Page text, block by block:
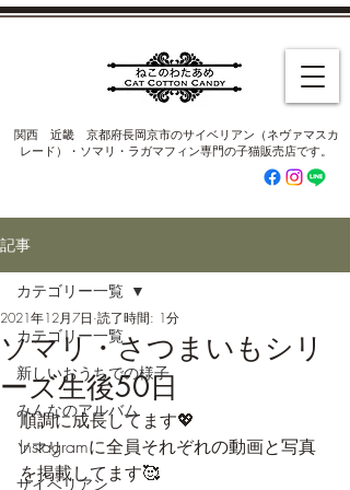
​関西 近畿 京都府長岡京市のサイベリアン（ネヴァマスカ
レード）・ソマリ・ラガマフィン専門の子猫販売店です。
記事
カテゴリー一覧
新しいおうちでの様子
みんなのアルバム
ソマリ
サイベリアン
カテゴリー一覧
ソマリ・さつまいもシリ
ーズ生後50日
2021年12月7日 読了時間: 1分
順調に成長してます💖
Instagramに全員それぞれの動画と写真
を掲載してます🥰